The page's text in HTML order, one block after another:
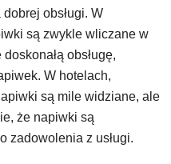
obsługi. W
są zwykle wliczane w
obsługę,
W hotelach,
są mile widziane, ale
że napiwki są
zadowolenia z usługi.